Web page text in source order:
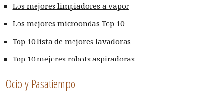
Los mejores limpiadores a vapor
Los mejores microondas Top 10
Top 10 lista de mejores lavadoras
Top 10 mejores robots aspiradoras
Ocio y Pasatiempo